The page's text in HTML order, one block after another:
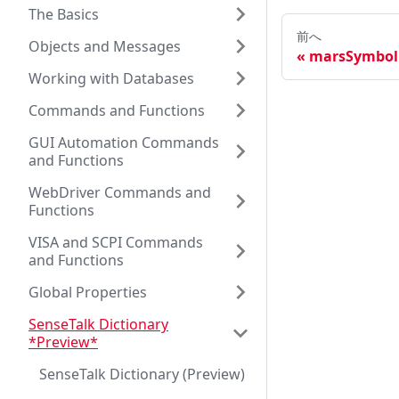
The Basics
Objects and Messages
Working with Databases
Commands and Functions
GUI Automation Commands
and Functions
WebDriver Commands and
Functions
VISA and SCPI Commands
and Functions
Global Properties
SenseTalk Dictionary
*Preview*
SenseTalk Dictionary (Preview)
前へ